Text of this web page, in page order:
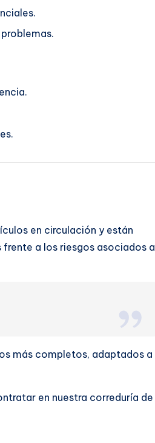
en circulación y están
a los riesgos asociados al
más completos, adaptados a
en nuestra correduría de